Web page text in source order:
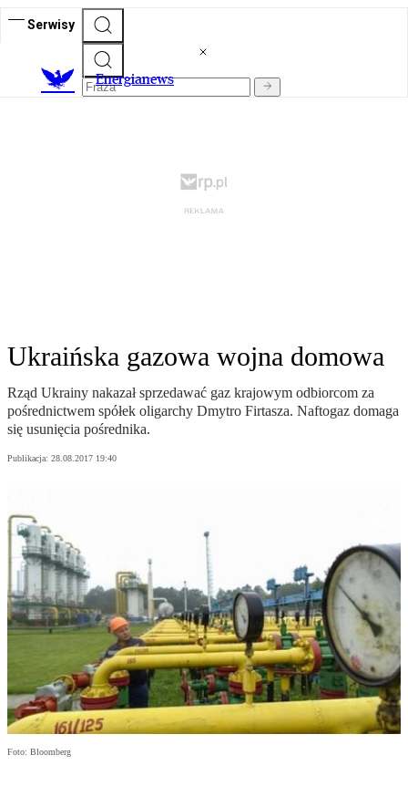
Serwisy
Energianews
Ukraińska gazowa wojna domowa
Rząd Ukrainy nakazał sprzedawać gaz krajowym odbiorcom za
pośrednictwem spółek oligarchy Dmytro Firtasza. Naftogaz domaga
się usunięcia pośrednika.
Publikacja: 28.08.2017 19:40
Foto: Bloomberg